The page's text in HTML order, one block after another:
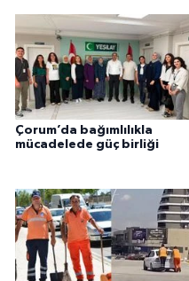
Çorum’da bağımlılıkla
mücadelede güç birliği